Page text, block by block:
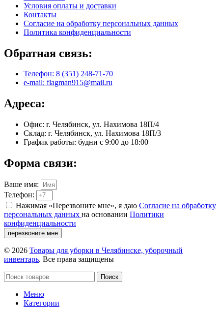
Условия оплаты и доставки
Контакты
Согласие на обработку персональных данных
Политика конфиденциальности
Обратная связь:
Телефон: 8 (351) 248-71-70
e-mail: flagman915@mail.ru
Адреса:
Офис: г. Челябинск, ул. Нахимова 18П/4
Склад: г. Челябинск, ул. Нахимова 18П/3
График работы: будни с 9:00 до 18:00
Форма связи:
Ваше имя:
Телефон:
Нажимая «Перезвоните мне», я даю Согласие на обработку
персональных данных на основании Политики
конфиденциальности
перезвоните мне
© 2026 Товары для уборки в Челябинске, уборочный
инвентарь. Все права защищены
Поиск
Меню
Категории